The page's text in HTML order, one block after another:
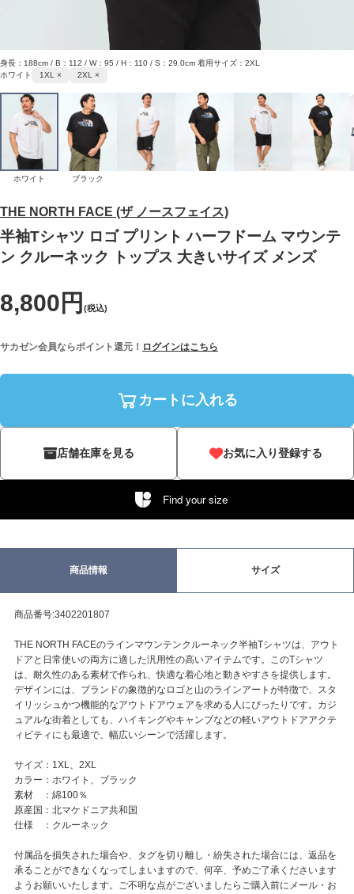
THE NORTH FACE (ザ ノースフェイス)
半袖Tシャツ ロゴ プリント ハーフドーム マウンテ
ン クルーネック トップス 大きいサイズ メンズ
8,800円 (税込)
サカゼン会員ならポイント還元！ ログインはこちら
カートに入れる
店舗在庫を見る お気に入り登録する
Find your size
身長：188cm / B：112 / W：95 / H：110 / S：29.0cm 着用サイズ：2XL
ホワイト
1XL × 2XL ×
ホワイト ブラック
商品情報 サイズ
商品番号:3402201807
THE NORTH FACEのラインマウンテンクルーネック半袖Tシャツは、アウト
ドアと日常使いの両方に適した汎用性の高いアイテムです。このTシャツ
は、耐久性のある素材で作られ、快適な着心地と動きやすさを提供します。
デザインには、ブランドの象徴的なロゴと山のラインアートが特徴で、スタ
イリッシュかつ機能的なアウトドアウェアを求める人にぴったりです。カジ
ュアルな街着としても、ハイキングやキャンプなどの軽いアウトドアアクテ
ィビティにも最適で、幅広いシーンで活躍します。
サイズ：1XL、2XL
カラー：ホワイト、ブラック
素材 ：綿100％
原産国：北マケドニア共和国
仕様 ：クルーネック
付属品を損失された場合や、タグを切り離し・紛失された場合には、返品を
承ることができなくなってしまいますので、何卒、予めご了承くださいます
ようお願いいたします。ご不明な点がございましたらご購入前にメール・お